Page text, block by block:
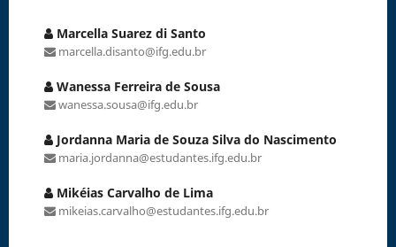
Marcella Suarez di Santo
marcella.disanto@ifg.edu.br
Wanessa Ferreira de Sousa
wanessa.sousa@ifg.edu.br
Jordanna Maria de Souza Silva do Nascimento
maria.jordanna@estudantes.ifg.edu.br
Mikéias Carvalho de Lima
mikeias.carvalho@estudantes.ifg.edu.br